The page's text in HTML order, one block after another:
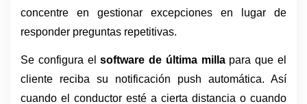
concentre en gestionar excepciones en lugar de
responder preguntas repetitivas.
Se configura el software de última milla para que el
cliente reciba su notificación push automática. Así
cuando el conductor esté a cierta distancia o cuando